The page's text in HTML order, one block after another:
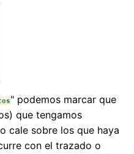
" podemos marcar que
que tengamos
cale sobre los que haya
con el trazado o